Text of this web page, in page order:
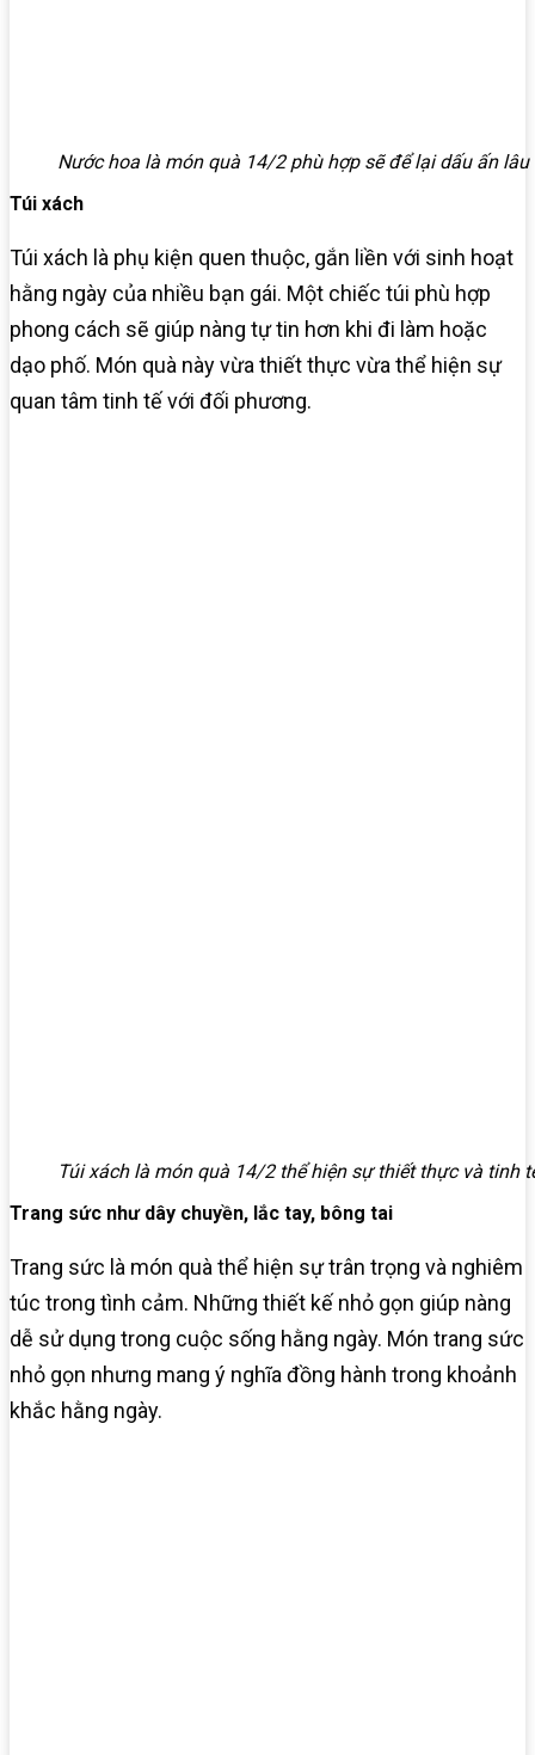
Nước hoa là món quà 14/2 phù hợp sẽ để lại dấu ấn lâu
Túi xách
Túi xách là phụ kiện quen thuộc, gắn liền với sinh hoạt
hằng ngày của nhiều bạn gái. Một chiếc túi phù hợp
phong cách sẽ giúp nàng tự tin hơn khi đi làm hoặc
dạo phố. Món quà này vừa thiết thực vừa thể hiện sự
quan tâm tinh tế với đối phương.
Túi xách là món quà 14/2 thể hiện sự thiết thực và tinh
Trang sức như dây chuyền, lắc tay, bông tai
Trang sức là món quà thể hiện sự trân trọng và nghiêm
túc trong tình cảm. Những thiết kế nhỏ gọn giúp nàng
dễ sử dụng trong cuộc sống hằng ngày. Món trang sức
nhỏ gọn nhưng mang ý nghĩa đồng hành trong khoảnh
khắc hằng ngày.